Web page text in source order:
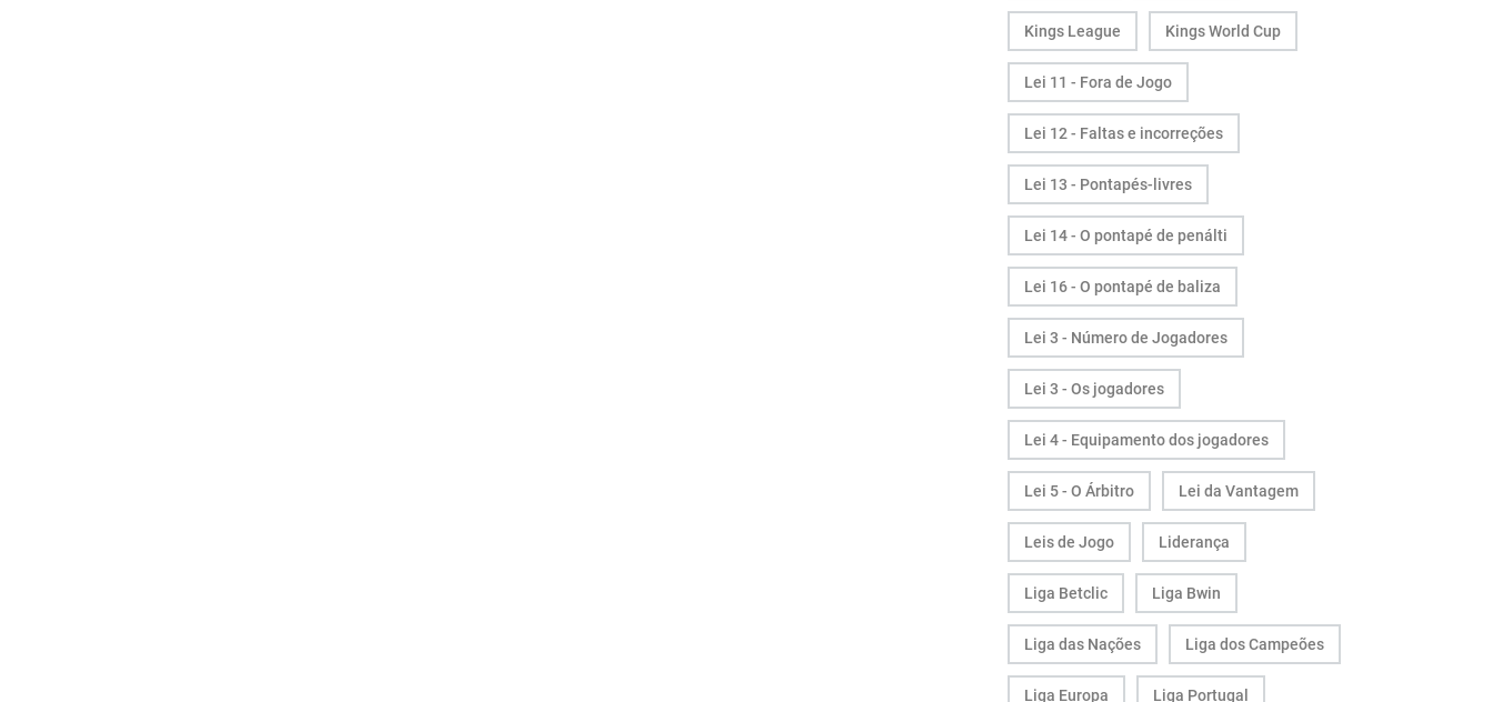
Kings League Kings World Cup
Lei 11 - Fora de Jogo
Lei 12 - Faltas e incorreções
Lei 13 - Pontapés-livres
Lei 14 - O pontapé de penálti
Lei 16 - O pontapé de baliza
Lei 3 - Número de Jogadores
Lei 3 - Os jogadores
Lei 4 - Equipamento dos jogadores
Lei 5 - O Árbitro Lei da Vantagem
Leis de Jogo Liderança
Liga Betclic Liga Bwin
Liga das Nações Liga dos Campeões
Liga Europa Liga Portugal